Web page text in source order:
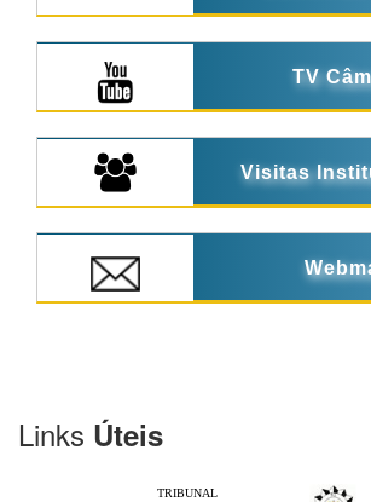
TV
Visitas
Links Úteis
TRIBUNAL